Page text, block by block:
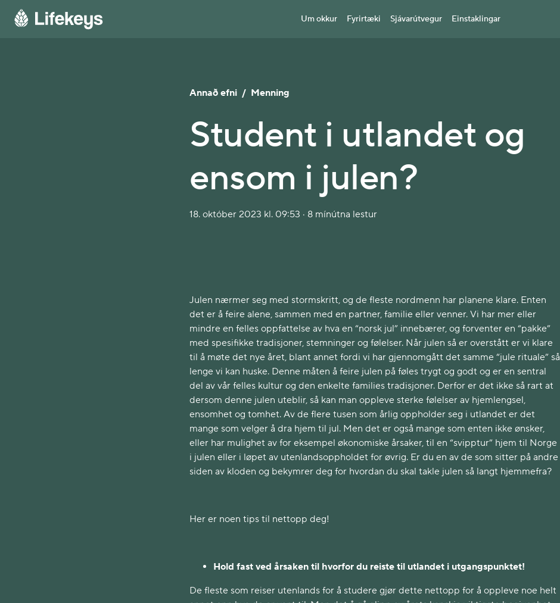
Um okkur Fyrirtæki Sjávarútvegur Einstaklingar
Annað efni / Menning
Student i utlandet og
ensom i julen?
18. október 2023 kl. 09:53 · 8 mínútna lestur
Julen nærmer seg med stormskritt, og de fleste nordmenn har planene klare. Enten
det er å feire alene, sammen med en partner, familie eller venner. Vi har mer eller
mindre en felles oppfattelse av hva en “norsk jul” innebærer, og forventer en “pakke”
med spesifikke tradisjoner, stemninger og følelser. Når julen så er overstått er vi klare
til å møte det nye året, blant annet fordi vi har gjennomgått det samme “jule rituale” så
lenge vi kan huske. Denne måten å feire julen på føles trygt og godt og er en sentral
del av vår felles kultur og den enkelte families tradisjoner. Derfor er det ikke så rart at
dersom denne julen uteblir, så kan man oppleve sterke følelser av hjemlengsel,
ensomhet og tomhet. Av de flere tusen som årlig oppholder seg i utlandet er det
mange som velger å dra hjem til jul. Men det er også mange som enten ikke ønsker,
eller har mulighet av for eksempel økonomiske årsaker, til en “svipptur” hjem til Norge
i julen eller i løpet av utenlandsoppholdet for øvrig. Er du en av de som sitter på andre
siden av kloden og bekymrer deg for hvordan du skal takle julen så langt hjemmefra?
Her er noen tips til nettopp deg!
Hold fast ved årsaken til hvorfor du reiste til utlandet i utgangspunktet!
De fleste som reiser utenlands for å studere gjør dette nettopp for å oppleve noe helt